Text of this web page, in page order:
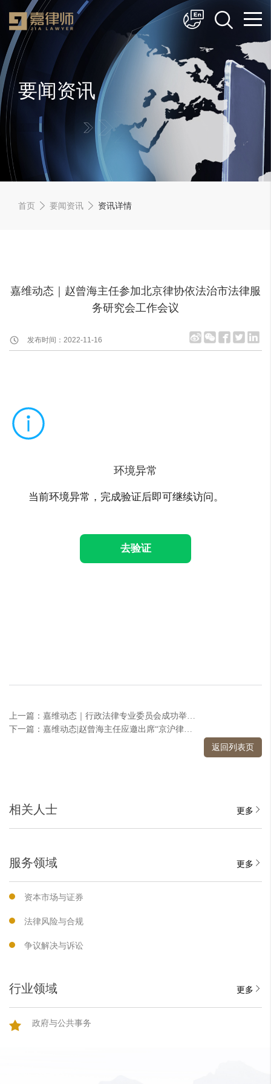
简体中文
English
要闻资讯
首页 要闻资讯 资讯详情
嘉维动态｜赵曾海主任参加北京律协依法治市法律服
务研究会工作会议
发布时间：2022-11-16
环境异常
当前环境异常，完成验证后即可继续访问。
去验证
上一篇：嘉维动态｜行政法律专业委员会成功举办第一次案例研讨会
下一篇：嘉维动态|赵曾海主任应邀出席“京沪律师研讨会”并担任主持人
返回列表页
相关人士 更多
服务领域 更多
资本市场与证券
法律风险与合规
争议解决与诉讼
行业领域 更多
政府与公共事务